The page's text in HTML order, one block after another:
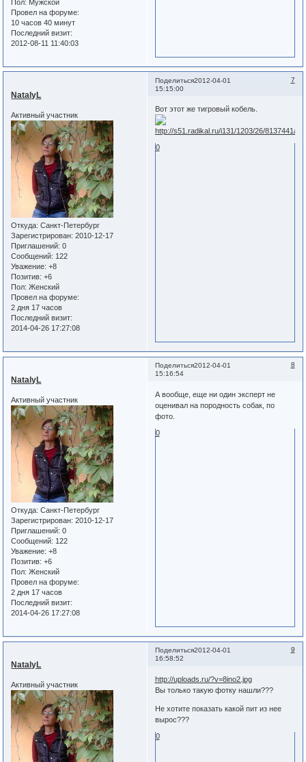
Пол: Мужской
Провел на форуме:
10 часов 40 минут
Последний визит:
2012-08-11 11:40:03
Поделиться 7
2012-04-01
15:15:00
NatalyL
Активный участник
Откуда: Санкт-Петербург
Зарегистрирован: 2010-12-17
Приглашений: 0
Сообщений: 122
Уважение: +8
Позитив: +6
Пол: Женский
Провел на форуме:
2 дня 17 часов
Последний визит:
2014-04-26 17:27:08
Вот этот же тигровый кобель.
0
Поделиться 8
2012-04-01
15:16:54
NatalyL
Активный участник
Откуда: Санкт-Петербург
Зарегистрирован: 2010-12-17
Приглашений: 0
Сообщений: 122
Уважение: +8
Позитив: +6
Пол: Женский
Провел на форуме:
2 дня 17 часов
Последний визит:
2014-04-26 17:27:08
А вообще, еще ни один эксперт не
оценивал на породность собак, по
фото.
0
Поделиться 9
2012-04-01
16:58:52
NatalyL
Активный участник
http://uploads.ru/?v=8ino2.jpg
Вы только такую фотку нашли???
Не хотите показать какой пит из нее
вырос???
0